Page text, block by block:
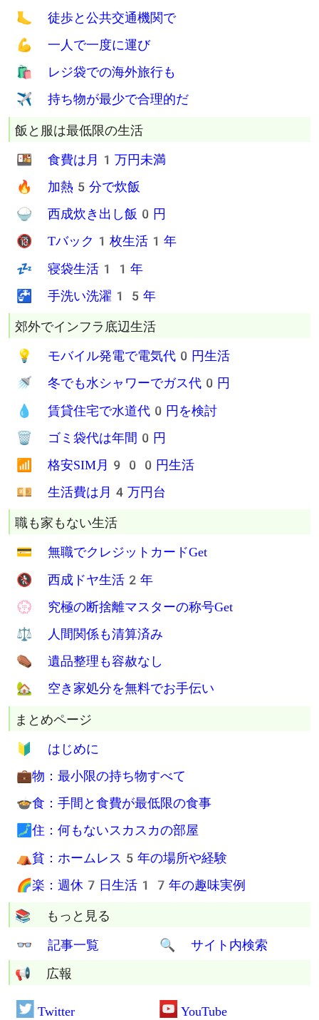
🦶 徒歩と公共交通機関で
💪 一人で一度に運び
🛍 レジ袋での海外旅行も
✈ 持ち物が最少で合理的だ
飯と服は最低限の生活
🍱 食費は月1万円未満
🔥 加熱5分で炊飯
🍚 西成炊き出し飯0円
🔞 Tバック1枚生活1年
💤 寝袋生活11年
🚰 手洗い洗濯15年
郊外でインフラ底辺生活
💡 モバイル発電で電気代0円生活
🚿 冬でも水シャワーでガス代0円
💧 賃貸住宅で水道代0円を検討
🗑 ゴミ袋代は年間0円
📶 格安SIM月900円生活
💴 生活費は月4万円台
職も家もない生活
💳 無職でクレジットカードGet
🚷 西成ドヤ生活2年
💮 究極の断捨離マスターの称号Get
⚖ 人間関係も清算済み
⚰ 遺品整理も容赦なし
🏡 空き家処分を無料でお手伝い
まとめページ
🔰 はじめに
💼物：最小限の持ち物すべて
🍲食：手間と食費が最低限の食事
🗾住：何もないスカスカの部屋
⛺貧：ホームレス5年の場所や経験
🌈楽：週休7日生活17年の趣味実例
📚 もっと見る
👓 記事一覧
🔍 サイト内検索
📢 広報
Twitter YouTube